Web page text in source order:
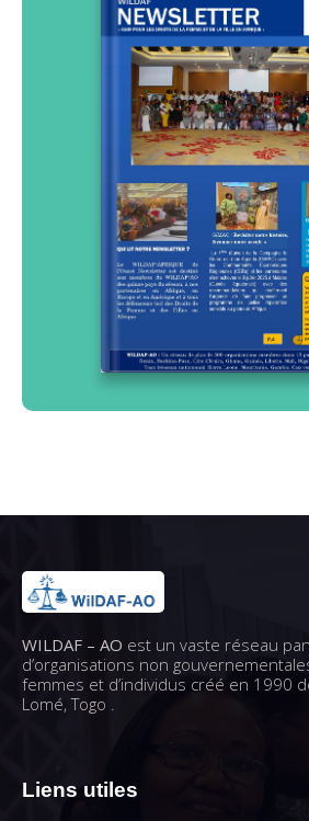
WILDAF – AO est un vaste réseau
d’organisations non
femmes et d’individus créé en 1990
Lomé, Togo .
Liens utiles